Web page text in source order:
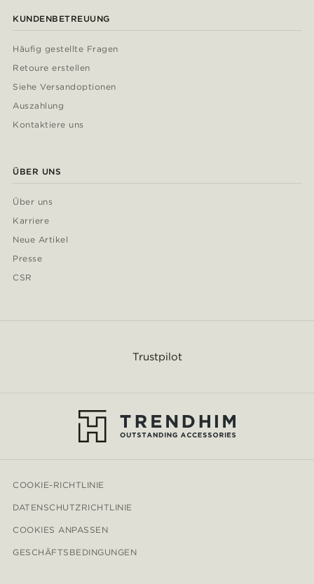
KUNDENBETREUUNG
Häufig gestellte Fragen
Retoure erstellen
Siehe Versandoptionen
Auszahlung
Kontaktiere uns
ÜBER UNS
Über uns
Karriere
Neue Artikel
Presse
CSR
Trustpilot
COOKIE-RICHTLINIE
DATENSCHUTZRICHTLINIE
COOKIES ANPASSEN
GESCHÄFTSBEDINGUNGEN